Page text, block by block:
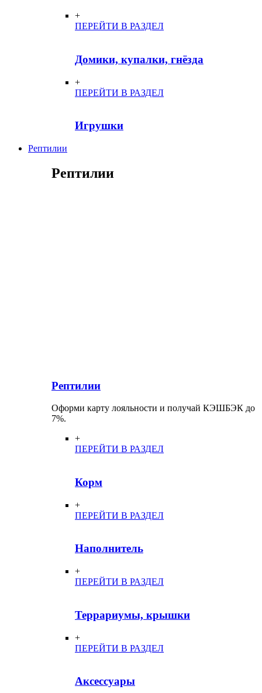
+
ПЕРЕЙТИ В РАЗДЕЛ
Домики, купалки, гнёзда
+
ПЕРЕЙТИ В РАЗДЕЛ
Игрушки
Рептилии
Рептилии
Рептилии
Оформи карту лояльности и получай КЭШБЭК до
7%.
+
ПЕРЕЙТИ В РАЗДЕЛ
Корм
+
ПЕРЕЙТИ В РАЗДЕЛ
Наполнитель
+
ПЕРЕЙТИ В РАЗДЕЛ
Террариумы, крышки
+
ПЕРЕЙТИ В РАЗДЕЛ
Аксессуары